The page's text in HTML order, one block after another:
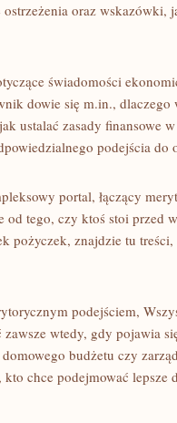
oraz wskazówki,
świadomości
dowie się m.in.,
ustalać zasady finansowe
podejścia do
portal, łączący
tego, czy ktoś stoi przed
pożyczek, znajdzie tu
podejściem,
wtedy, gdy pojawia
budżetu czy
chce podejmować lepsze